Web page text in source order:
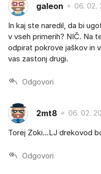
galeon 06. 02.
In kaj ste naredil, da bi
v vseh primerih? NIČ. Na
odpirat pokrove jaškov in
vas zastonj drugi.
Odgovori
2mt8 06. 02.
Torej Zoki...LJ drekovod
Odgovori